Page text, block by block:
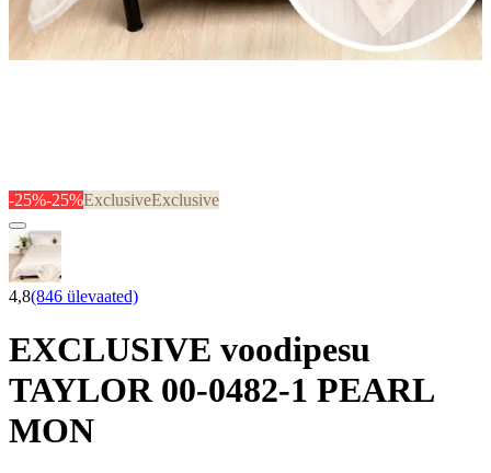
-25%-25%ExclusiveExclusive
4,8(846 ülevaated)
EXCLUSIVE voodipesu
TAYLOR 00-0482-1 PEARL
MON